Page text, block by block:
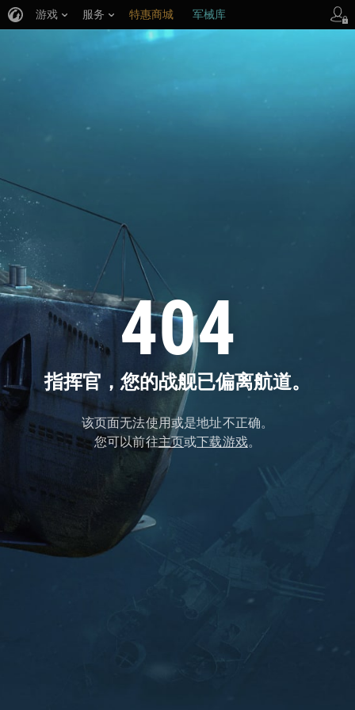
404
指挥官，您的战舰已偏离航道。
该页面无法使用或是地址不正确。
您可以前往主页或下载游戏。
游戏 服务 特惠商城 军械库